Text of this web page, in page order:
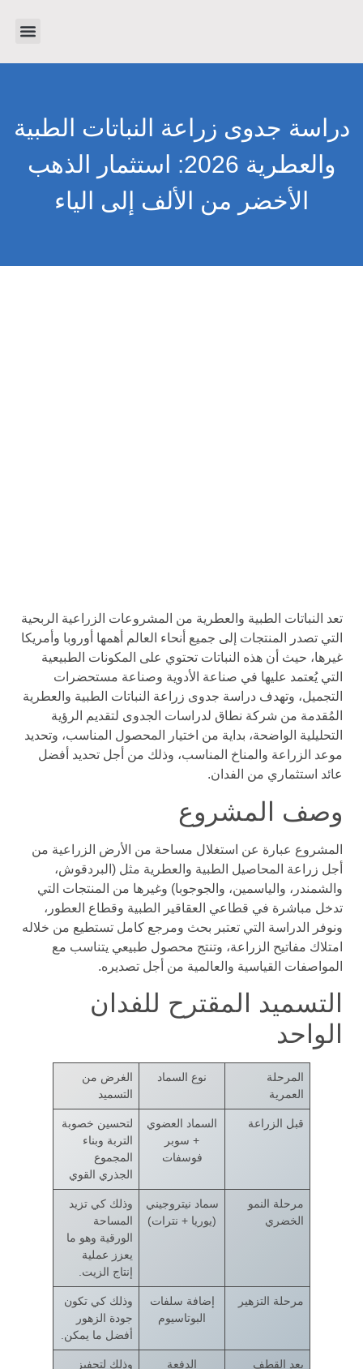
دراسة جدوى زراعة النباتات الطبية
والعطرية 2026: استثمار الذهب
الأخضر من الألف إلى الياء
تعد النباتات الطبية والعطرية من المشروعات الزراعية الربحية
التي تصدر المنتجات إلى جميع أنحاء العالم أهمها أوروبا وأمريكا
غيرها، حيث أن هذه النباتات تحتوي على المكونات الطبيعية
التي يُعتمد عليها في صناعة الأدوية وصناعة مستحضرات
التجميل، وتهدف دراسة جدوى زراعة النباتات الطبية والعطرية
المُقدمة من شركة نطاق لدراسات الجدوى لتقديم الرؤية
التحليلية الواضحة، بداية من اختيار المحصول المناسب، وتحديد
موعد الزراعة والمناخ المناسب، وذلك من أجل تحديد أفضل
عائد استثماري من الفدان.
وصف المشروع
المشروع عبارة عن استغلال مساحة من الأرض الزراعية من
أجل زراعة المحاصيل الطبية والعطرية مثل (البردقوش،
والشمندر، والياسمين، والجوجوبا) وغيرها من المنتجات التي
تدخل مباشرة في قطاعي العقاقير الطبية وقطاع العطور،
ونوفر الدراسة التي تعتبر بحث ومرجع كامل تستطيع من خلاله
امتلاك مفاتيح الزراعة، وتنتج محصول طبيعي يتناسب مع
المواصفات القياسية والعالمية من أجل تصديره.
التسميد المقترح للفدان
الواحد
المرحلة
العمرية
نوع السماد
الغرض من
التسميد
قبل الزراعة
السماد العضوي
+ سوبر
فوسفات
لتحسين خصوبة
التربة وبناء
المجموع
الجذري القوي
مرحلة النمو
الخضري
سماد نيتروجيني
(يوريا + نترات)
وذلك كي تزيد
المساحة
الورقية وهو ما
يعزز عملية
إنتاج الزيت.
مرحلة التزهير
إضافة سلفات
البوتاسيوم
وذلك كي تكون
جودة الزهور
أفضل ما يمكن.
بعد القطف
الدفعة
وذلك لتحفيز